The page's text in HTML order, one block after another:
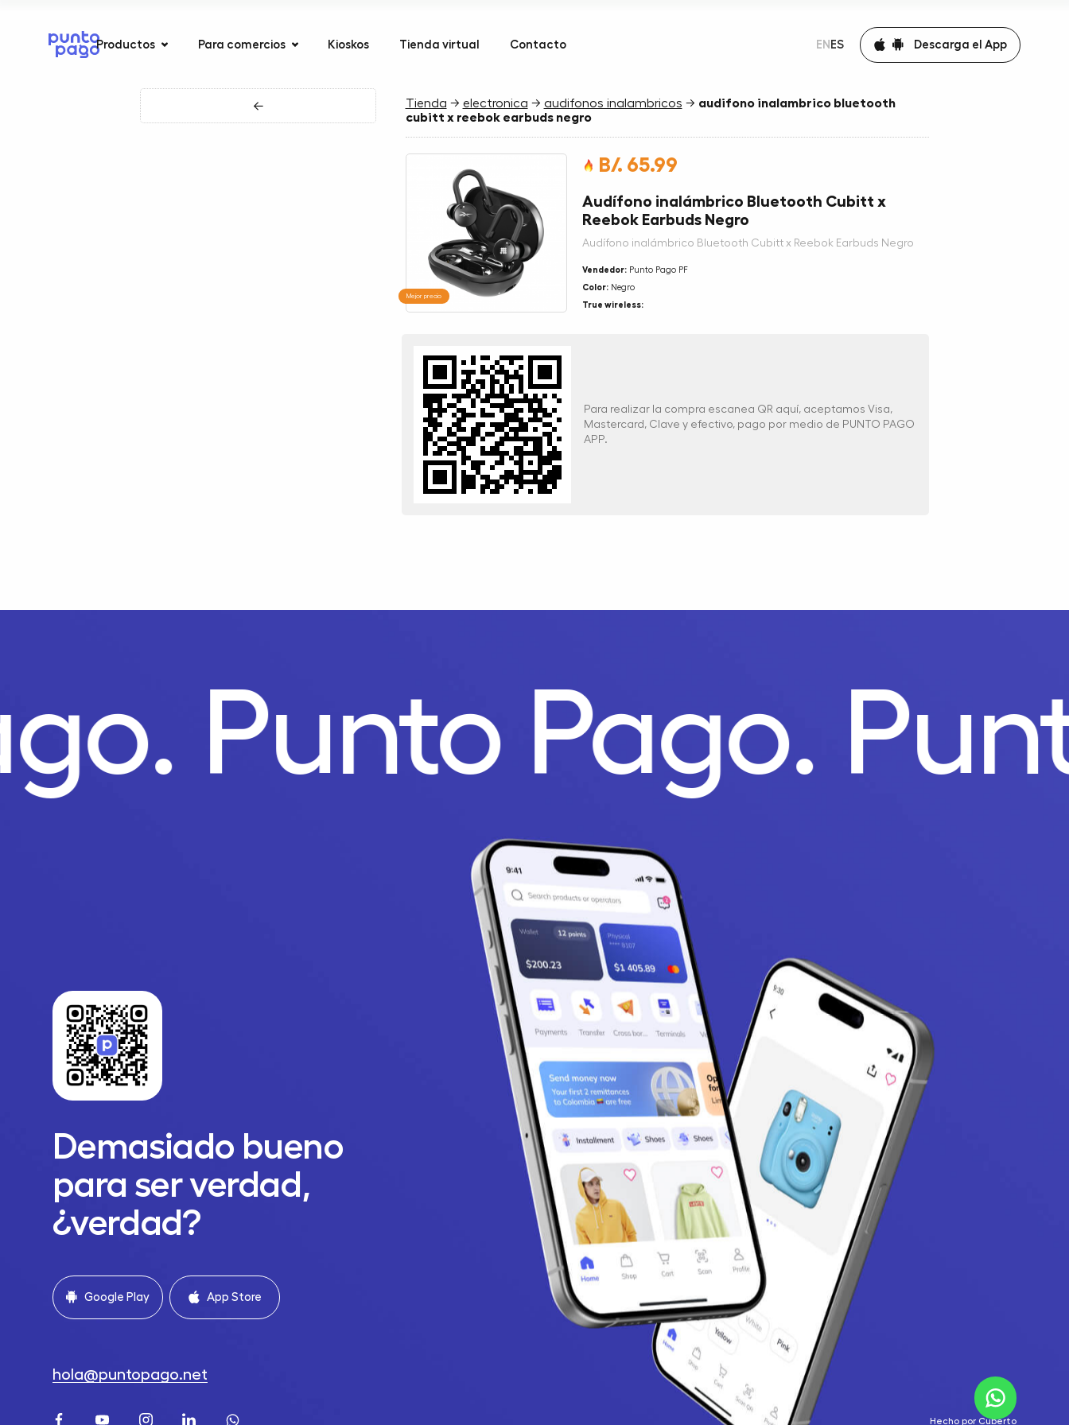
Productos Para comercios Kioskos Tienda virtual Contacto EN ES Descarga el App
← Tienda → electronica → audifonos inalambricos → audifono inalambrico bluetooth
cubitt x reebok earbuds negro
Mejor precio
B/. 65.99
Audífono inalámbrico Bluetooth Cubitt x
Reebok Earbuds Negro
Audífono inalámbrico Bluetooth Cubitt x Reebok Earbuds Negro
Vendedor:Punto Pago PF
Color:Negro
True wireless:
Para realizar la compra escanea QR aquí, aceptamos Visa,
Mastercard, Clave y efectivo, pago por medio de PUNTO PAGO
APP.
Punto Pago.
Demasiado bueno
para ser verdad,
¿verdad?
Google Play App Store
hola@puntopago.net
Hecho por Cuberto